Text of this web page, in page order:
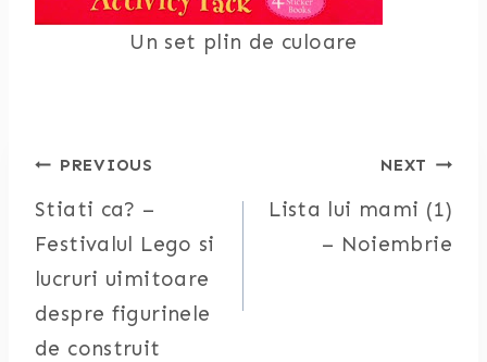
Un set plin de culoare
Post
navigation
PREVIOUS
Stiati ca? –
Festivalul Lego si
lucruri uimitoare
despre figurinele
de construit
NEXT
Lista lui mami (1)
– Noiembrie